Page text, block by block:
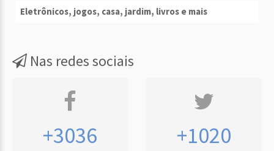
Eletrônicos, jogos, casa, jardim, livros e mais
Nas redes sociais
+3036 +1020